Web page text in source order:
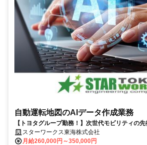
自動運転地図のAIデータ作成業務
【トヨタグループ勤務！】次世代モビリティの
／前職平均160万UP！／フレックス制度有り
スターワークス東海株式会社
月給260,000円～350,000円